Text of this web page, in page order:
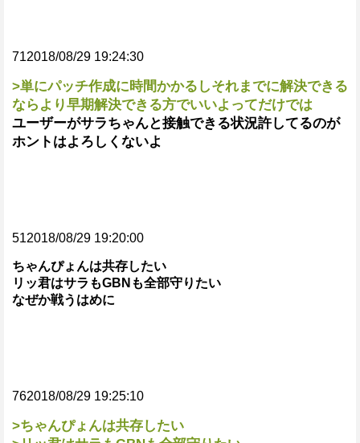
712018/08/29 19:24:30
>単にパッチ作成に時間かかるしそれまでに解決できる
ならより早期解決できる方でいいよってだけでは
ユーザーがサラちゃんと接触できる状況許してるのが
ホントはよろしくないよ
512018/08/29 19:20:00
ちゃんぴょんは共存したい
リッ君はサラもGBNも全部守りたい
なぜか戦うはめに
762018/08/29 19:25:10
>ちゃんぴょんは共存したい